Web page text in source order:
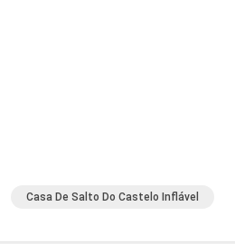
Casa De Salto Do Castelo Inflável